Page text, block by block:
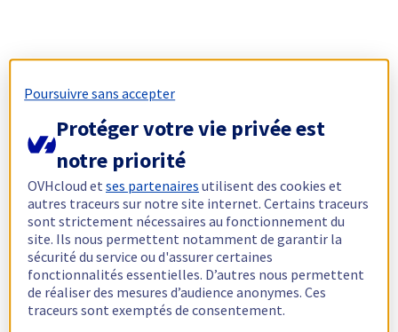
Poursuivre sans accepter
Protéger votre vie privée est
notre priorité
OVHcloud etses partenaires utilisent des cookies et
autres traceurs sur notre site internet. Certains traceurs
sont strictement nécessaires au fonctionnement du
site. Ils nous permettent notamment de garantir la
sécurité du service ou d'assurer certaines
fonctionnalités essentielles. D’autres nous permettent
de réaliser des mesures d’audience anonymes. Ces
traceurs sont exemptés de consentement.